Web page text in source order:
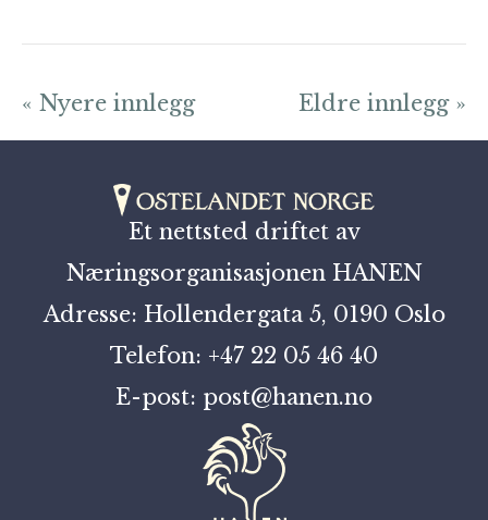
« Nyere innlegg Eldre innlegg »
Et nettsted driftet av
Næringsorganisasjonen HANEN
Adresse: Hollendergata 5, 0190 Oslo
Telefon: +47 22 05 46 40
E-post: post@hanen.no